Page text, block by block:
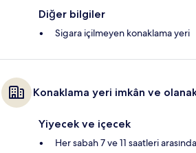
Diğer bilgiler
Sigara içilmeyen konaklama yeri
Konaklama yeri imkân ve
Yiyecek ve içecek
Her sabah 7 ve 11 saatleri